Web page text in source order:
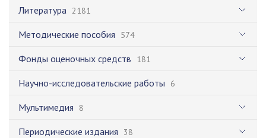
Литература 2181
Методические пособия 574
Фонды оценочных средств 181
Научно-исследовательские работы 6
Мультимедия 8
Периодические издания 38